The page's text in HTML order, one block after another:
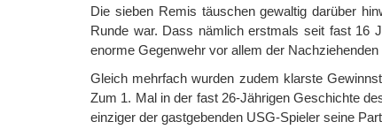
Die sieben Remis täuschen gewaltig darüber
Runde war. Dass nämlich erstmals seit fast 16
enorme Gegenwehr vor allem der Nachziehenden
Gleich mehrfach wurden zudem klarste
Zum 1. Mal in der fast 26-Jährigen Geschichte
einziger der gastgebenden USG-Spieler seine